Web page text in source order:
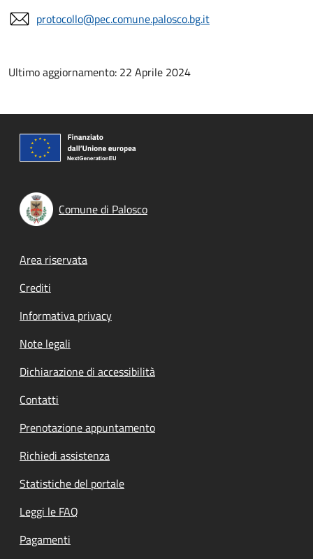
protocollo@pec.comune.palosco.bg.it
Ultimo aggiornamento: 22 Aprile 2024
Comune di Palosco
Footer menu
Area riservata
Crediti
Informativa privacy
Note legali
Dichiarazione di accessibilità
Contatti
Prenotazione appuntamento
Richiedi assistenza
Statistiche del portale
Leggi le FAQ
Pagamenti